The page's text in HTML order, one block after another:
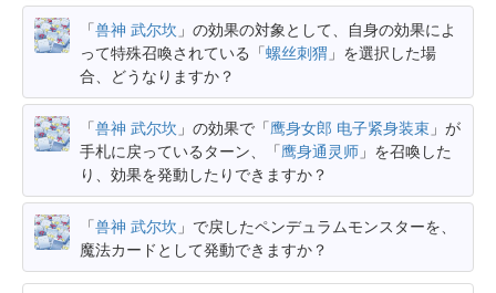
「兽神 武尔坎 」の効果の対象として、自身の効果によ
って特殊召喚されている「螺丝刺猬 」を選択した場
合、どうなりますか？
「兽神 武尔坎 」の効果で「鹰身女郎 电子紧身装束 」が
手札に戻っているターン、「鹰身通灵师 」を召喚した
り、効果を発動したりできますか？
「兽神 武尔坎 」で戻したペンデュラムモンスターを、
魔法カードとして発動できますか？